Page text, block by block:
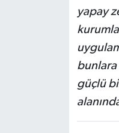
yapay
bunlara
güçlü